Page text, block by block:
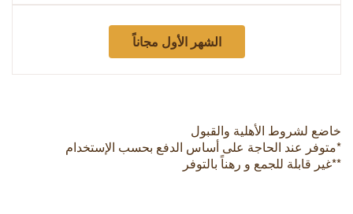
الشهر الأول مجاناً
خاضع لشروط الأهلية والقبول
*متوفر عند الحاجة على أساس الدفع بحسب الإستخدام
**غير قابلة للجمع و رهناً بالتوفر